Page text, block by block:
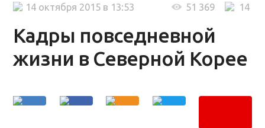
Кадры повседневной
жизни в Северной Корее
14
51 369
14 октября 2015 в 13:53